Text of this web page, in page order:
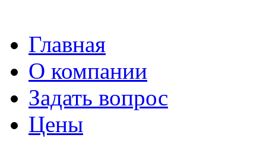
Главная
О компании
Задать вопрос
Цены